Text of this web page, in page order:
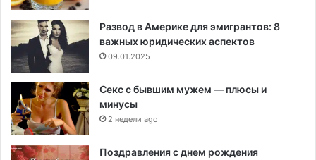
Развод в Америке для эмигрантов: 8
важных юридических аспектов
09.01.2025
Секс с бывшим мужем — плюсы и
минусы
2 недели ago
Поздравления с днем рождения